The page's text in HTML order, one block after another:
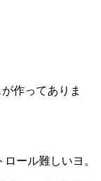
作ってありま
ール難しいヨ。